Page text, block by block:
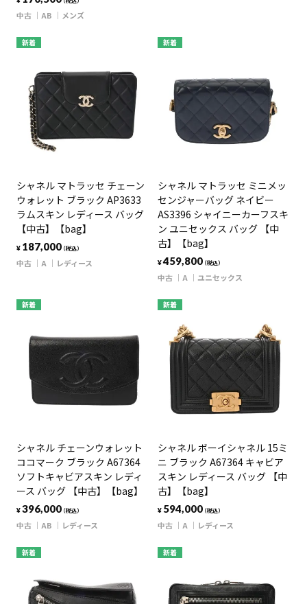
中古 AB メンズ
新着
シャネル マトラッセ チェーン
ウォレット ブラック AP3633
ラムスキン レディース バッグ
【中古】【bag】
¥ 187,000（税込）
中古 A レディース
新着
シャネル マトラッセ ミニメッ
センジャーバッグ ネイビー
AS3396 シャイニーカーフスキ
ン ユニセックス バッグ 【中
古】【bag】
¥459,800（税込）
中古 A ユニセックス
新着
シャネル チェーンウォレット
ココマーク ブラック A67364
ソフトキャビアスキン レディ
ース バッグ 【中古】【bag】
¥396,000（税込）
中古 AB レディース
新着
シャネル ボーイシャネル 15ミ
ニ ブラック A67364 キャビア
スキン レディース バッグ 【中
古】【bag】
¥ 594,000（税込）
中古 A レディース
新着 新着